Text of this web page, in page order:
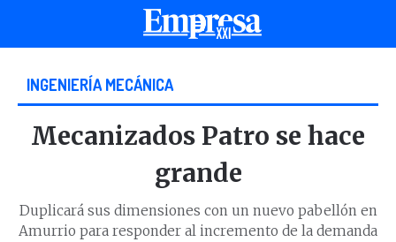
INGENIERÍA MECÁNICA
Mecanizados Patro se hace
grande
Duplicará sus dimensiones con un nuevo pabellón en
Amurrio para responder al incremento de la demanda